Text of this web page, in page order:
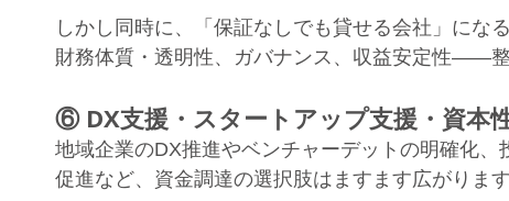
しかし同時に、「保証なしでも貸せる会社」にな
財務体質・透明性、ガバナンス、収益安定性――
⑥ DX支援・スタートアップ支援・資本
地域企業のDX推進やベンチャーデットの明確化
促進など、資金調達の選択肢はますます広がります